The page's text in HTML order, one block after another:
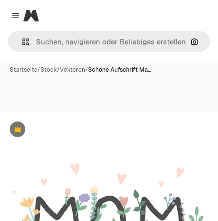
Close menu
Magnific
Nach
Startseite/Stock/Vektoren/Schöne Aufschrift Ma…
Premium